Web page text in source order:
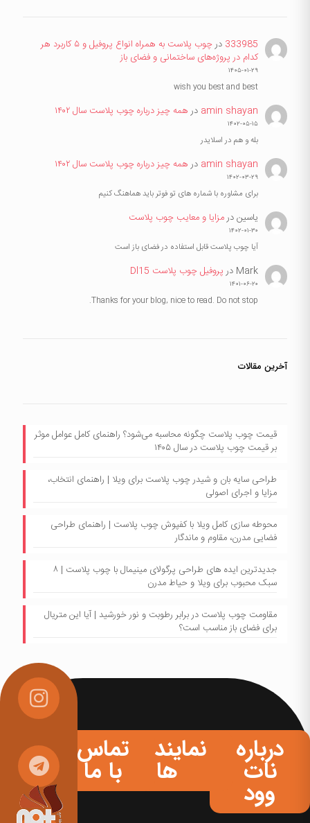
333985 در
چوب پلاست به همراه انواع پروفیل و ۵ کاربرد هر
کدام در پروژه‌های ساختمانی و فضای باز
۱۴۰۵-۰۱-۲۹
wish you best and best
amin shayan درهمه چیز درباره چوب پلاست سال ۱۴۰۲
۱۴۰۲-۰۵-۱۵
بله و هم در اسلایدر
amin shayan درهمه چیز درباره چوب پلاست سال ۱۴۰۲
۱۴۰۲-۰۳-۲۹
برای مشاوره با شماره های تو فوتر باید هماهنگ کنیم
یاسیندرمزایا و معایب چوب پلاست
۱۴۰۲-۰۱-۳۰
آیا چوب پلاست قابل استفاده در فضای باز است
Mark درپروفیل چوب پلاست Dl15
۱۴۰۱-۰۶-۲۰
Thanks for your blog, nice to read. Do not stop.
آخرین مقالات
قیمت چوب پلاست چگونه محاسبه می‌شود؟ راهنمای کامل عوامل موثر
بر قیمت چوب پلاست در سال ۱۴۰۵
طراحی سایه بان و شیدر چوب پلاست برای ویلا | راهنمای انتخاب،
مزایا و اجرای اصولی
محوطه سازی کامل ویلا با کفپوش چوب پلاست | راهنمای طراحی
فضایی مدرن، مقاوم و ماندگار
جدیدترین ایده های طراحی پرگولای مینیمال با چوب پلاست | ۸
سبک محبوب برای ویلا و حیاط مدرن
مقاومت چوب پلاست در برابر رطوبت و نور خورشید | آیا این متریال
برای فضای باز مناسب است؟
درباره
نات
وود
نمایندگی
ها
تماس
با ما